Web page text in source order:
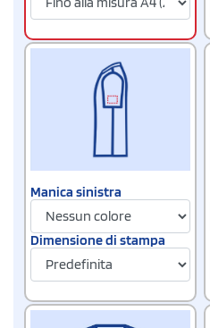
Manica sinistra
Dimensione di stampa